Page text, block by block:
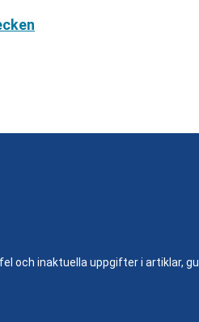
och inaktuella uppgifter i artiklar,